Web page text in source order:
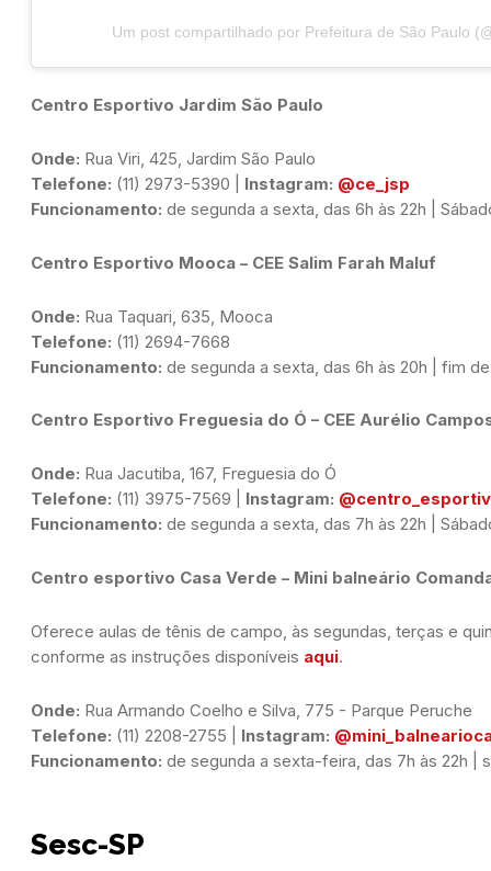
Um post compartilhado por Prefeitura de São Paulo
Centro Esportivo Jardim São Paulo
Onde:
Telefone: (11) 2973-5390 | Instagram: @ce_jsp
Funcionamento: de segunda a sexta, das 6h às 22h |
Centro Esportivo Mooca – CEE Salim Farah Maluf
Onde:
Telefone:
Funcionamento: de segunda a sexta, das 6h às 20h | fim
Centro Esportivo Freguesia do Ó – CEE Aurélio
Onde:
Telefone: (11) 3975-7569 | Instagram:
Funcionamento: de segunda a sexta, das 7h às 22h |
Centro esportivo Casa Verde – Mini balneário
Oferece aulas de tênis de campo, às segundas, terças e
conforme as instruções disponíveis aqui.
Onde:
Telefone: (11) 2208-2755 | Instagram:
Funcionamento: de segunda a sexta-feira, das 7h às 22h |
Sesc-SP